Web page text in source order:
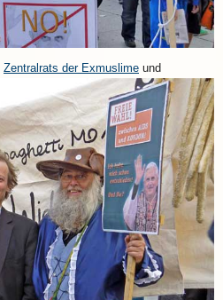
Zentralrats der Exmuslime und